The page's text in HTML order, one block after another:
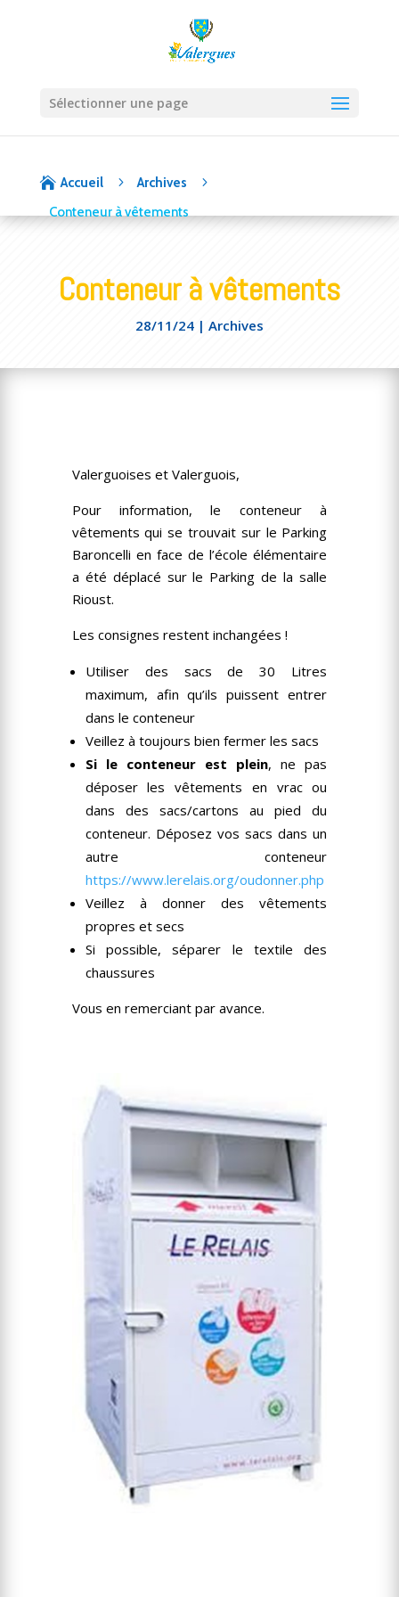
Sélectionner une page
 Accueil 5 Archives
5
Conteneur à vêtements
Conteneur à vêtements
28/11/24| Archives
Valerguoises et Valerguois,
Pour information, le conteneur à
vêtements qui se trouvait sur le Parking
Baroncelli en face de l’école élémentaire
a été déplacé sur le Parking de la salle
Rioust.
Les consignes restent inchangées !
Utiliser des sacs de 30 Litres
maximum, afin qu’ils puissent entrer
dans le conteneur
Veillez à toujours bien fermer les sacs
Si le conteneur est plein, ne pas
déposer les vêtements en vrac ou
dans des sacs/cartons au pied du
conteneur. Déposez vos sacs dans un
autre conteneur
https://www.lerelais.org/oudonner.php
Veillez à donner des vêtements
propres et secs
Si possible, séparer le textile des
chaussures
Vous en remerciant par avance.